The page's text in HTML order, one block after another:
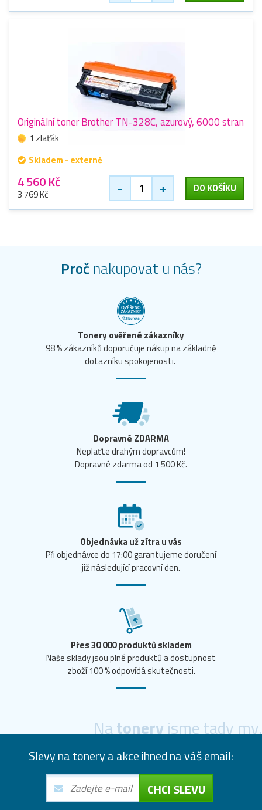
Originální toner Brother TN-328C, azurový, 6000 stran
1 zlaťák
Skladem - externě
4 560 Kč
3 769 Kč - + DO KOŠÍKU
Proč nakupovat u nás?
Tonery ověřené zákazníky
98 % zákazníků doporučuje nákup na základně
dotazníku spokojenosti.
Dopravné ZDARMA
Neplaťte drahým dopravcům!
Dopravné zdarma od 1 500 Kč.
Objednávka už zítra u vás
Při objednávce do 17:00 garantujeme doručení
již následující pracovní den.
Přes 30 000 produktů skladem
Naše sklady jsou plné produktů a dostupnost
zboží 100 % odpovídá skutečnosti.
Natoneryjsme tady my.
Slevy na tonery a akce ihned na váš email:
CHCI SLEVU